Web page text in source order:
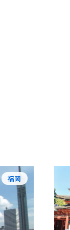
福岡